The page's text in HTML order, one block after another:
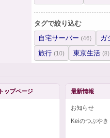
タグで絞り込む
自宅サーバー (46) ガ
旅行 (10) 東京生活 (8)
トップページ 最新情報
お知らせ
Keiのつぶやき